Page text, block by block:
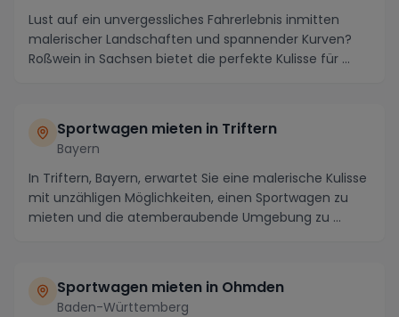
Lust auf ein unvergessliches Fahrerlebnis inmitten
malerischer Landschaften und spannender Kurven?
Roßwein in Sachsen bietet die perfekte Kulisse für ...
Sportwagen mieten in Triftern
Bayern
In Triftern, Bayern, erwartet Sie eine malerische Kulisse
mit unzähligen Möglichkeiten, einen Sportwagen zu
mieten und die atemberaubende Umgebung zu ...
Sportwagen mieten in Ohmden
Baden-Württemberg